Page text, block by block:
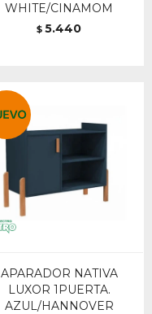
WHITE/CINAMOM
$ 5.440
APARADOR NATIVA
LUXOR 1PUERTA.
AZUL/HANNOVER